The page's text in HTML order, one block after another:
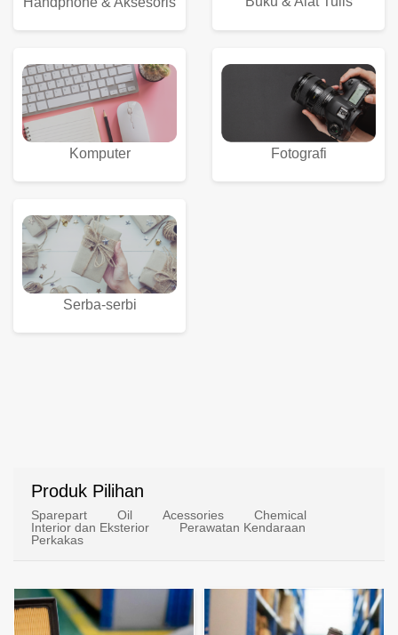
Komputer Fotografi
Serba-serbi
Produk Pilihan
Sparepart Oil Acessories
Chemical
Interior dan Eksterior
Perawatan Kendaraan
Perkakas